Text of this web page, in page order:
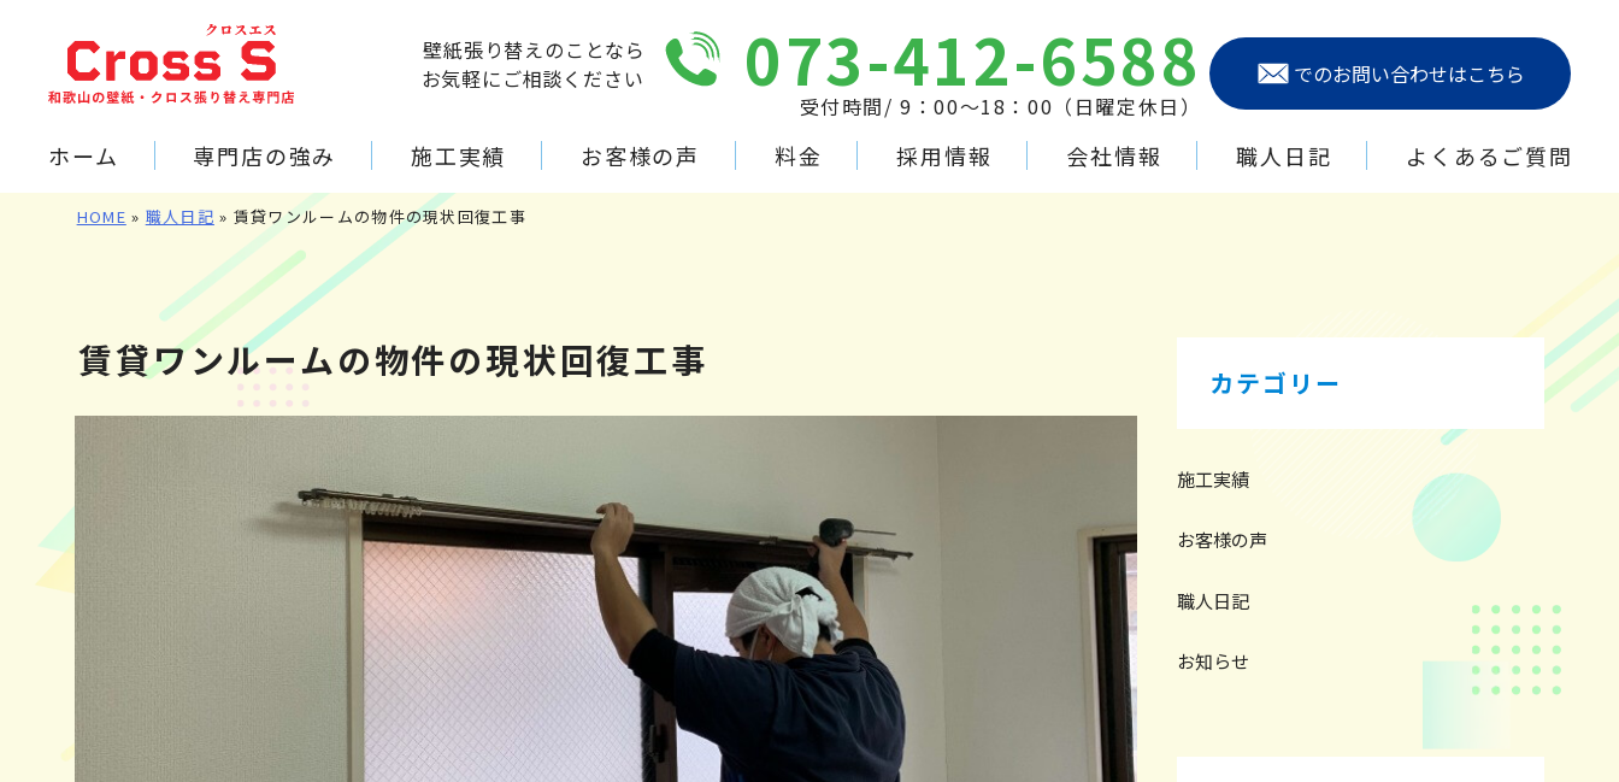
ホーム 専門店の強み 施工実績 お客様の声 料金 採用情報 会社情報 職人日記 よくあるご質問
壁紙張り替えのことなら
お気軽にご相談ください
073-412-6588
受付時間/ 9：00～18：00（日曜定休日）
でのお問い合わせはこちら
HOME » 職人日記 » 賃貸ワンルームの物件の現状回復工事
賃貸ワンルームの物件の現状回復工事 カテゴリー
施工実績
お客様の声
職人日記
お知らせ